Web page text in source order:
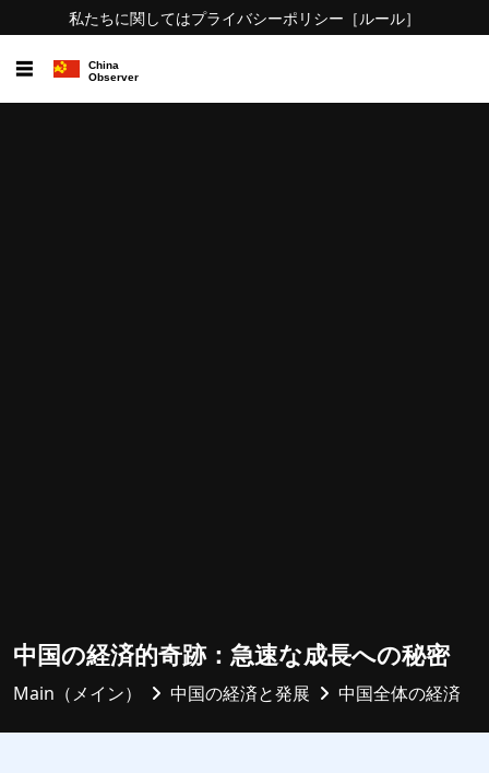
私たちに関してはプライバシーポリシー ［ルール］
☰
中国の経済的奇跡：急速な成長への秘密
Main（メイン） 中国の経済と発展 中国全体の経済